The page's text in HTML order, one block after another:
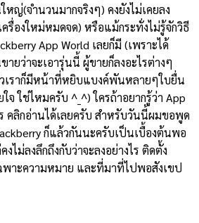
หญ่(จำนวนมากจริงๆ) คงยังไม่เคยลง
ครื่องใหม่หมดจด) หรือแม้กระทั่งไม่รู้จักวิธี
App World เลยก็มี (เพราะได้
ายว่าจะเอารุ่นนี้ ผู้ขายก็ลงอะไรต่างๆ
เราก็มีหน้าที่หยิบแบงค์พันหลายๆใบยื่น
จ ใช่ไหมครับ ^_^) ใครถ้าอยากรู้ว่า App
คลิกอ่านได้เลยครับ สำหรับวันนี้ผมขอพูด
ก็แล้วกันนะครับเป็นเบื้องต้นพอ
ไม่ลงลึกถึงกับว่าจะลงอย่างไร ติดตั้ง
พาะความหมาย และที่มาที่ไปพอสังเขป